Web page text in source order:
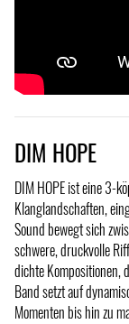
DIM HOPE
DIM HOPE ist eine 3-
Klanglandschaften,
Sound bewegt sich
schwere, druckvolle
dichte Kompositionen,
Band setzt auf
Momenten bis hin zu